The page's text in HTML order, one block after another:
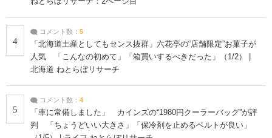
4
コメント数： 5
「北海道土産としてもセンス抜群」六花亭の“店舗限定”お菓子が
人気 「こんなの初めて」「箱買いするべきだった」（1/2） |
北海道 ねとらぼリサーチ
5
コメント数： 4
「車に常備しました」 カインズの“1980円クーラーバッグ”が評
判 「ちょうどいい大きさ」「保冷剤を止めるベルトが良い」